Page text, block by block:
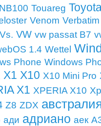
Touareg
Venom Verbatim
Vs. VW vw passat B7
1.4 Wettel
Phone Windows
X1 X10 X10 Mini Pro
X1 XPERIA X10
Z8 ZDX
ади адриано аек